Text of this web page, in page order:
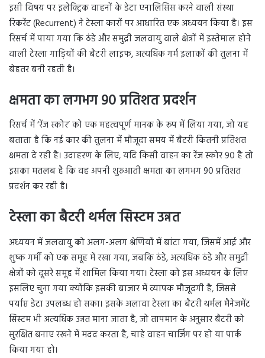
इसी विषय पर इलेक्ट्रिक वाहनों के डेटा एनालिसिस करने वाली संस्था
रिकरेंट (Recurrent) ने टेस्ला कारों पर आधारित एक अध्ययन किया है। इस
रिसर्च में पाया गया कि ठंडे और समुद्री जलवायु वाले क्षेत्रों में इस्तेमाल होने
वाली टेस्ला गाड़ियों की बैटरी लाइफ, अत्यधिक गर्म इलाकों की तुलना में
बेहतर बनी रहती है।
क्षमता का लगभग 90 प्रतिशत प्रदर्शन
रिसर्च में ‘रेंज स्कोर’ को एक महत्वपूर्ण मानक के रूप में लिया गया, जो यह
बताता है कि नई कार की तुलना में मौजूदा समय में बैटरी कितनी प्रतिशत
क्षमता दे रही है। उदाहरण के लिए, यदि किसी वाहन का रेंज स्कोर 90 है तो
इसका मतलब है कि वह अपनी शुरुआती क्षमता का लगभग 90 प्रतिशत
प्रदर्शन कर रही है।
टेस्ला का बैटरी थर्मल सिस्टम उन्नत
अध्ययन में जलवायु को अलग-अलग श्रेणियों में बांटा गया, जिसमें आर्द्र और
शुष्क गर्मी को एक समूह में रखा गया, जबकि ठंडे, अत्यधिक ठंडे और समुद्री
क्षेत्रों को दूसरे समूह में शामिल किया गया। टेस्ला को इस अध्ययन के लिए
इसलिए चुना गया क्योंकि इसकी बाजार में व्यापक मौजूदगी है, जिससे
पर्याप्त डेटा उपलब्ध हो सका। इसके अलावा टेस्ला का बैटरी थर्मल मैनेजमेंट
सिस्टम भी अत्यधिक उन्नत माना जाता है, जो तापमान के अनुसार बैटरी को
सुरक्षित बनाए रखने में मदद करता है, चाहे वाहन चार्जिंग पर हो या पार्क
किया गया हो।